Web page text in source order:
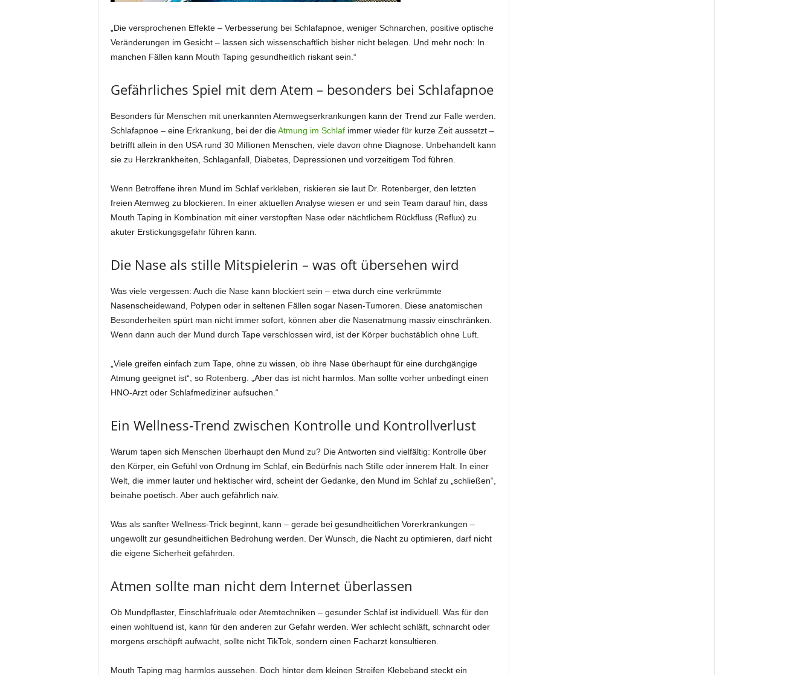
„Die versprochenen Effekte – Verbesserung bei Schlafapnoe, weniger Schnarchen, positive optische
Veränderungen im Gesicht – lassen sich wissenschaftlich bisher nicht belegen. Und mehr noch: In
manchen Fällen kann Mouth Taping gesundheitlich riskant sein.“
Gefährliches Spiel mit dem Atem – besonders bei Schlafapnoe
Besonders für Menschen mit unerkannten Atemwegserkrankungen kann der Trend zur Falle werden.
Schlafapnoe – eine Erkrankung, bei der dieAtmung im Schlafimmer wieder für kurze Zeit aussetzt –
betrifft allein in den USA rund 30 Millionen Menschen, viele davon ohne Diagnose. Unbehandelt kann
sie zu Herzkrankheiten, Schlaganfall, Diabetes, Depressionen und vorzeitigem Tod führen.
Wenn Betroffene ihren Mund im Schlaf verkleben, riskieren sie laut Dr. Rotenberger, den letzten
freien Atemweg zu blockieren. In einer aktuellen Analyse wiesen er und sein Team darauf hin, dass
Mouth Taping in Kombination mit einer verstopften Nase oder nächtlichem Rückfluss (Reflux) zu
akuter Erstickungsgefahr führen kann.
Die Nase als stille Mitspielerin – was oft übersehen wird
Was viele vergessen: Auch die Nase kann blockiert sein – etwa durch eine verkrümmte
Nasenscheidewand, Polypen oder in seltenen Fällen sogar Nasen-Tumoren. Diese anatomischen
Besonderheiten spürt man nicht immer sofort, können aber die Nasenatmung massiv einschränken.
Wenn dann auch der Mund durch Tape verschlossen wird, ist der Körper buchstäblich ohne Luft.
„Viele greifen einfach zum Tape, ohne zu wissen, ob ihre Nase überhaupt für eine durchgängige
Atmung geeignet ist“, so Rotenberg. „Aber das ist nicht harmlos. Man sollte vorher unbedingt einen
HNO-Arzt oder Schlafmediziner aufsuchen.“
Ein Wellness-Trend zwischen Kontrolle und Kontrollverlust
Warum tapen sich Menschen überhaupt den Mund zu? Die Antworten sind vielfältig: Kontrolle über
den Körper, ein Gefühl von Ordnung im Schlaf, ein Bedürfnis nach Stille oder innerem Halt. In einer
Welt, die immer lauter und hektischer wird, scheint der Gedanke, den Mund im Schlaf zu „schließen“,
beinahe poetisch. Aber auch gefährlich naiv.
Was als sanfter Wellness-Trick beginnt, kann – gerade bei gesundheitlichen Vorerkrankungen –
ungewollt zur gesundheitlichen Bedrohung werden. Der Wunsch, die Nacht zu optimieren, darf nicht
die eigene Sicherheit gefährden.
Atmen sollte man nicht dem Internet überlassen
Ob Mundpflaster, Einschlafrituale oder Atemtechniken – gesunder Schlaf ist individuell. Was für den
einen wohltuend ist, kann für den anderen zur Gefahr werden. Wer schlecht schläft, schnarcht oder
morgens erschöpft aufwacht, sollte nicht TikTok, sondern einen Facharzt konsultieren.
Mouth Taping mag harmlos aussehen. Doch hinter dem kleinen Streifen Klebeband steckt ein